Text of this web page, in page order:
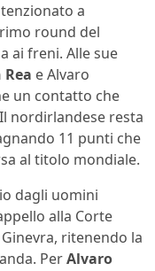
a
round del
ai freni. Alle sue
e Alvaro
un contatto che
nordirlandese resta
11 punti che
al titolo mondiale.
dagli uomini
alla Corte
ritenendo la
PerAlvaro